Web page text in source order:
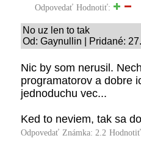
Odpovedať Hodnotiť:
No uz len to tak
Od: Gaynullin | Pridané:
Nic by som nerusil.
programatorov a dobre
jednoduchu vec...
Ked to neviem, tak sa
Odpovedať Známka: 2.2